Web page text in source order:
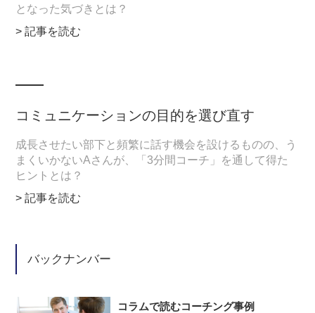
となった気づきとは？
> 記事を読む
コミュニケーションの目的を選び直す
成長させたい部下と頻繁に話す機会を設けるものの、う
まくいかないAさんが、「3分間コーチ」を通して得た
ヒントとは？
> 記事を読む
バックナンバー
コラムで読むコーチング事例